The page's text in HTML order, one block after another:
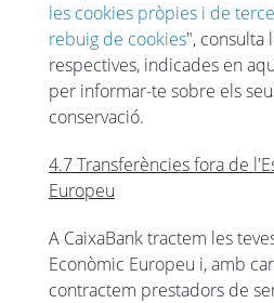
les cookies pròpies i de
rebuig de cookies", consulta
respectives, indicades en
per informar-te sobre els
conservació.
4.7 Transferències fora de
Europeu
A CaixaBank tractem les
Econòmic Europeu i, amb
contractem prestadors de